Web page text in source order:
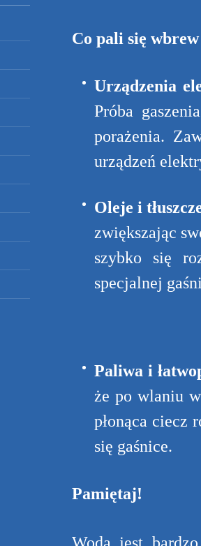
Co pali się
Urządzenia
Próba
porażenia.
urządzeń
Oleje i
zwiększając
szybko się
specjalnej
Paliwa i
że po wlaniu
płonąca ciecz
się gaśnice.
Pamiętaj!